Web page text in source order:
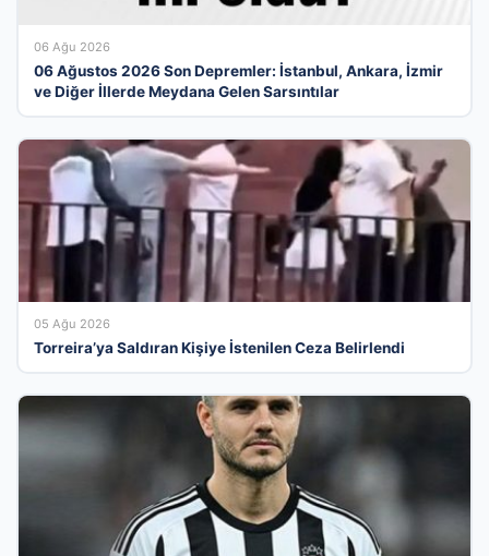
06 Ağu 2026
06 Ağustos 2026 Son Depremler: İstanbul, Ankara, İzmir
ve Diğer İllerde Meydana Gelen Sarsıntılar
05 Ağu 2026
Torreira’ya Saldıran Kişiye İstenilen Ceza Belirlendi